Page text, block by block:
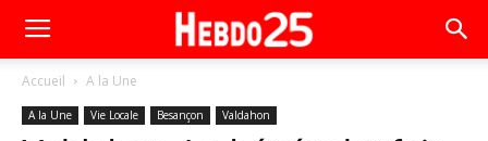
Accueil A la Une
A la Une Vie Locale Besançon Valdahon